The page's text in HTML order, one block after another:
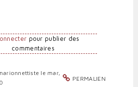
pour publier des
commentaires
PERMALIEN
le mar,